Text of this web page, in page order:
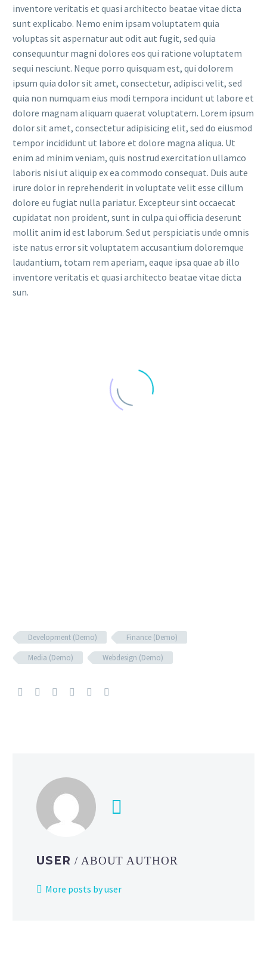
inventore veritatis et quasi architecto beatae vitae dicta
sunt explicabo. Nemo enim ipsam voluptatem quia
voluptas sit aspernatur aut odit aut fugit, sed quia
consequuntur magni dolores eos qui ratione voluptatem
sequi nesciunt. Neque porro quisquam est, qui dolorem
ipsum quia dolor sit amet, consectetur, adipisci velit, sed
quia non numquam eius modi tempora incidunt ut labore et
dolore magnam aliquam quaerat voluptatem. Lorem ipsum
dolor sit amet, consectetur adipisicing elit, sed do eiusmod
tempor incididunt ut labore et dolore magna aliqua. Ut
enim ad minim veniam, quis nostrud exercitation ullamco
laboris nisi ut aliquip ex ea commodo consequat. Duis aute
irure dolor in reprehenderit in voluptate velit esse cillum
dolore eu fugiat nulla pariatur. Excepteur sint occaecat
cupidatat non proident, sunt in culpa qui officia deserunt
mollit anim id est laborum. Sed ut perspiciatis unde omnis
iste natus error sit voluptatem accusantium doloremque
laudantium, totam rem aperiam, eaque ipsa quae ab illo
inventore veritatis et quasi architecto beatae vitae dicta
sun.
Development (Demo)
Finance (Demo)
Media (Demo)
Webdesign (Demo)
USER / ABOUT AUTHOR
More posts by user